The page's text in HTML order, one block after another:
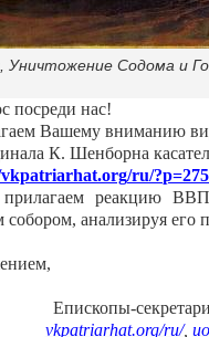
Содома и
посреди нас!
Вашему вниманию
К. Шенборна
vkpatriarhat.org/ru/?p
реакцию
собором, анализируя его
Епископы-
vkpatriarhat.org/ru/,